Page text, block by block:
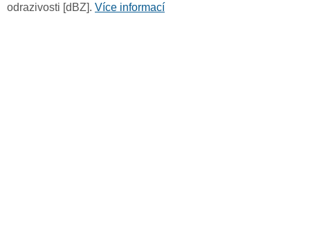
odrazivosti [dBZ]. Více informací